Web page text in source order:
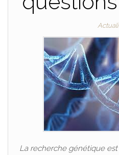
La recherche génétique est